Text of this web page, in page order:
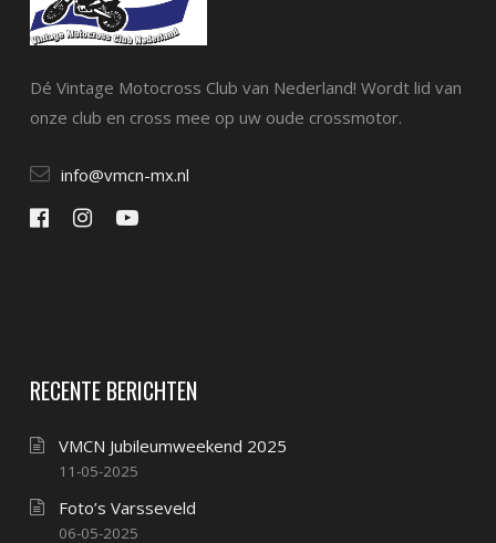
Dé Vintage Motocross Club van Nederland! Wordt lid van
onze club en cross mee op uw oude crossmotor.
info@vmcn-mx.nl
RECENTE BERICHTEN
VMCN Jubileumweekend 2025
11-05-2025
Foto’s Varsseveld
06-05-2025